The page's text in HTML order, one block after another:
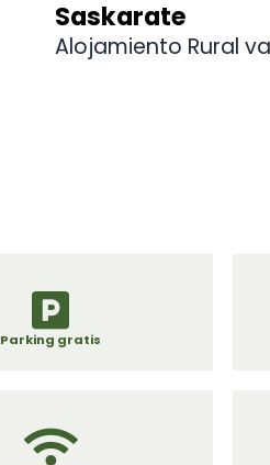
Saskarate
Alojamiento Rural
Parking gratis